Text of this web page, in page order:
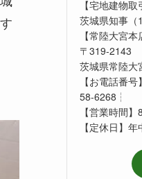
【宅地建物
茨城県知事（
【常陸大宮本
〒319-2143
茨城県常陸大
【お電話番
58-6268┆
【営業時間
【定休日】